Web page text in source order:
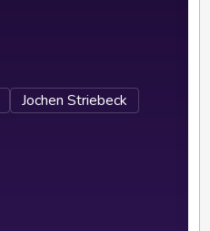
Jochen Striebeck